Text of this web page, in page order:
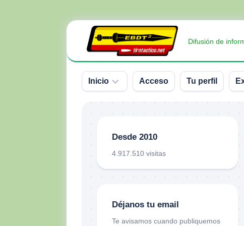
Difusión de
Inicio
Donativos
Acceso Tu perfil
Desde 2010
4.917.510 visitas
Déjanos tu email
Te avisamos cuando publiquemos